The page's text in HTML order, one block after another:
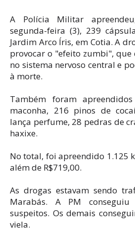
A Polícia Militar
segunda-feira (3), 239
Jardim Arco Íris, em Cotia. A
provocar o "efeito zumbi", que
no sistema nervoso central e
à morte.
Também foram
maconha, 216 pinos de
lança perfume, 28 pedras de
haxixe.
No total, foi apreendido 1.125
além de R$719,00.
As drogas estavam sendo
Marabás. A PM
suspeitos. Os demais
viela.